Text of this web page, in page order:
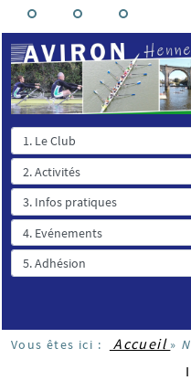
Vous êtes ici : Accueil »